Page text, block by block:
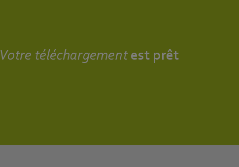
Votre téléchargementest prêt